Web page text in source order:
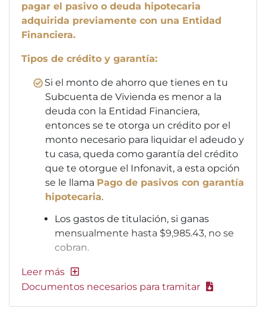
pagar el pasivo o deuda hipotecaria
adquirida previamente con una Entidad
Financiera.
Tipos de crédito y garantía:
Si el monto de ahorro que tienes en tu
Subcuenta de Vivienda es menor a la
deuda con la Entidad Financiera,
entonces se te otorga un crédito por el
monto necesario para liquidar el adeudo y
tu casa, queda como garantía del crédito
que te otorgue el Infonavit, a esta opción
se le llama Pago de pasivos con garantía
hipotecaria.
Los gastos de titulación, si ganas
mensualmente hasta $9,985.43, no se
cobran.
Documentos necesarios para tramitar